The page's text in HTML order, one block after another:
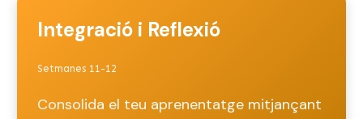
Integració i Reflexió
Setmanes 11-12
Consolida el teu aprenentatge mitjançant